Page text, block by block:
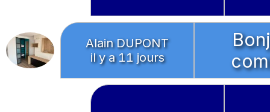
Alain DUPONT
il y a 11 jours